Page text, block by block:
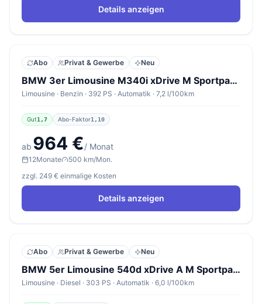
Details anzeigen
Abo Privat & Gewerbe Neu
BMW 3er Limousine M340i xDrive M Sportpaket Pro
Limousine · Benzin · 392 PS · Automatik · 7,2 l/100km
Gut1,7 Abo-Faktor1,10
ab 964 €/ Monat
12Monate
500 km/Mon.
zzgl. 249 € einmalige Kosten
Details anzeigen
Abo Privat & Gewerbe Neu
BMW 5er Limousine 540d xDrive A M Sportpaket Pro
Limousine · Diesel · 303 PS · Automatik · 6,0 l/100km